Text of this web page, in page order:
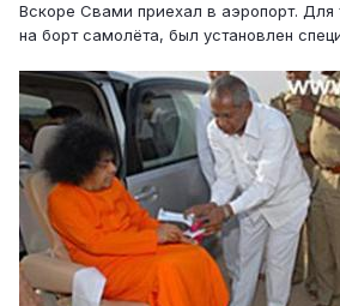
Вскоре Свами приехал в аэропорт. Для
на борт самолёта, был установлен